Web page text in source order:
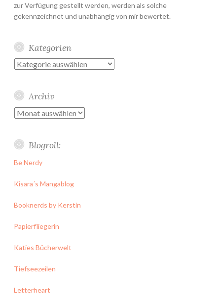
zur Verfügung gestellt werden, werden als solche
gekennzeichnet und unabhängig von mir bewertet.
Kategorien
Kategorien
Archiv
Archiv
Blogroll:
Be Nerdy
Kisara´s Mangablog
Booknerds by Kerstin
Papierfliegerin
Katies Bücherwelt
Tiefseezeilen
Letterheart